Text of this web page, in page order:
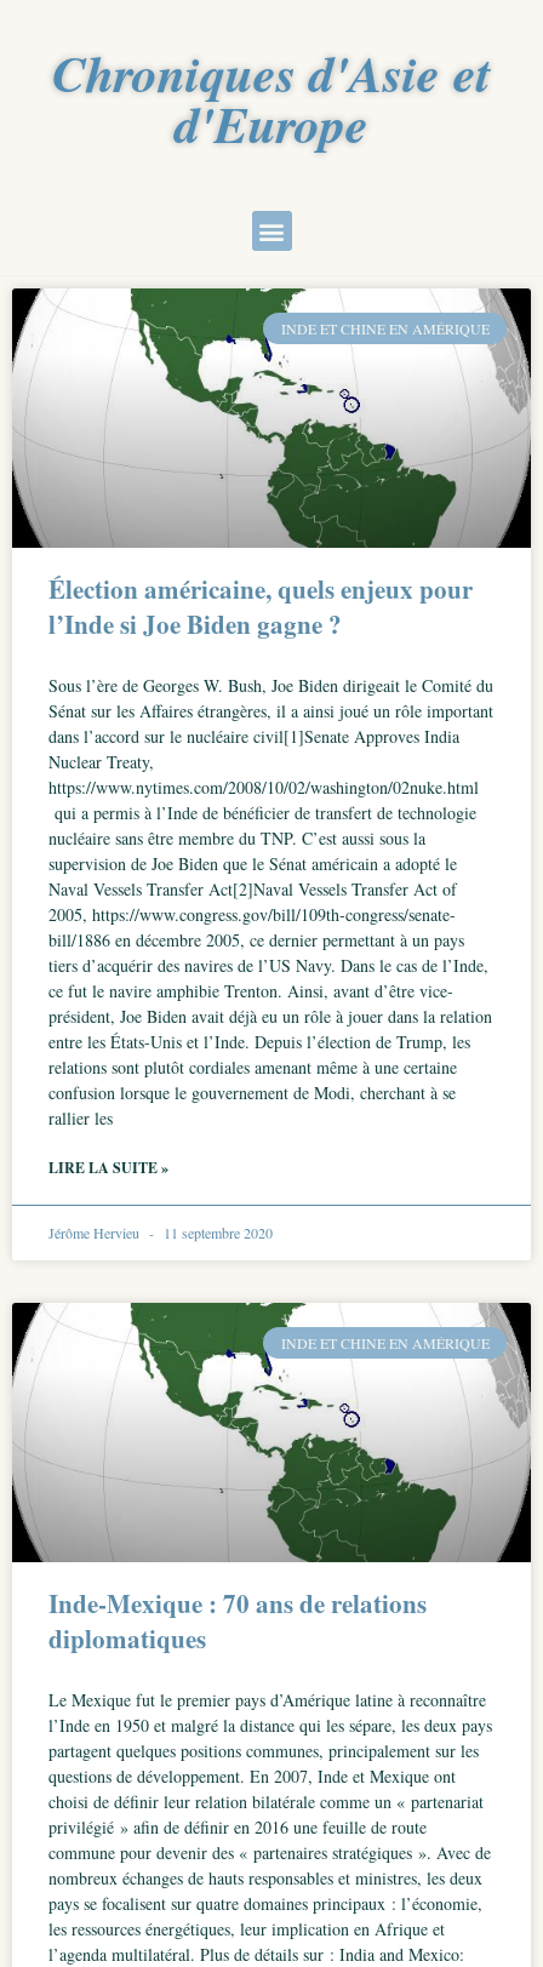
Chroniques d'Asie et
d'Europe
INDE ET CHINE EN AMÉRIQUE
Élection américaine, quels enjeux pour
l’Inde si Joe Biden gagne ?
Sous l’ère de Georges W. Bush, Joe Biden dirigeait le Comité du
Sénat sur les Affaires étrangères, il a ainsi joué un rôle important
dans l’accord sur le nucléaire civil[1]Senate Approves India
Nuclear Treaty,
https://www.nytimes.com/2008/10/02/washington/02nuke.html
qui a permis à l’Inde de bénéficier de transfert de technologie
nucléaire sans être membre du TNP. C’est aussi sous la
supervision de Joe Biden que le Sénat américain a adopté le
Naval Vessels Transfer Act[2]Naval Vessels Transfer Act of
2005, https://www.congress.gov/bill/109th-congress/senate-
bill/1886 en décembre 2005, ce dernier permettant à un pays
tiers d’acquérir des navires de l’US Navy. Dans le cas de l’Inde,
ce fut le navire amphibie Trenton. Ainsi, avant d’être vice-
président, Joe Biden avait déjà eu un rôle à jouer dans la relation
entre les États-Unis et l’Inde. Depuis l’élection de Trump, les
relations sont plutôt cordiales amenant même à une certaine
confusion lorsque le gouvernement de Modi, cherchant à se
rallier les
LIRE LA SUITE »
Jérôme Hervieu 11 septembre 2020
INDE ET CHINE EN AMÉRIQUE
Inde-Mexique : 70 ans de relations
diplomatiques
Le Mexique fut le premier pays d’Amérique latine à reconnaître
l’Inde en 1950 et malgré la distance qui les sépare, les deux pays
partagent quelques positions communes, principalement sur les
questions de développement. En 2007, Inde et Mexique ont
choisi de définir leur relation bilatérale comme un « partenariat
privilégié » afin de définir en 2016 une feuille de route
commune pour devenir des « partenaires stratégiques ». Avec de
nombreux échanges de hauts responsables et ministres, les deux
pays se focalisent sur quatre domaines principaux : l’économie,
les ressources énergétiques, leur implication en Afrique et
l’agenda multilatéral. Plus de détails sur : India and Mexico: